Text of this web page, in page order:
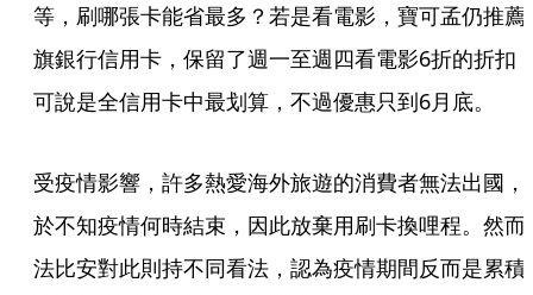
等，刷哪張卡能省最多？若是看電影，寶可孟仍推薦
旗銀行信用卡，保留了週一至週四看電影6折的折扣
可說是全信用卡中最划算，不過優惠只到6月底。
受疫情影響，許多熱愛海外旅遊的消費者無法出國，
於不知疫情何時結束，因此放棄用刷卡換哩程。然而
法比安對此則持不同看法，認為疫情期間反而是累積